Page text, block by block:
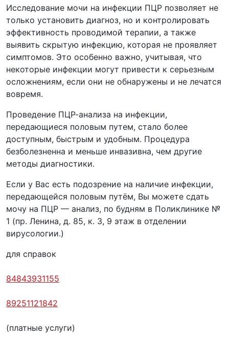
Исследование мочи на инфекции ПЦР позволяет не
только установить диагноз, но и контролировать
эффективность проводимой терапии, а также
выявить скрытую инфекцию, которая не проявляет
симптомов. Это особенно важно, учитывая, что
некоторые инфекции могут привести к серьезным
осложнениям, если они не обнаружены и не лечатся
вовремя.
Проведение ПЦР-анализа на инфекции,
передающиеся половым путем, стало более
доступным, быстрым и удобным. Процедура
безболезненна и меньше инвазивна, чем другие
методы диагностики.
Если у Вас есть подозрение на наличие инфекции,
передающейся половым путём, Вы можете сдать
мочу на ПЦР — анализ, по будням в Поликлинике №
1 (пр. Ленина, д. 85, к. 3, 9 этаж в отделении
вирусологии.)
для справок
84843931155
89251121842
(платные услуги)